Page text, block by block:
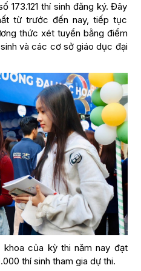
173.121 thí sinh đăng ký. Đây
từ trước đến nay, tiếp tục
thức xét tuyển bằng điểm
và các cơ sở giáo dục đại
của kỳ thi năm nay đạt
thí sinh tham gia dự thi.